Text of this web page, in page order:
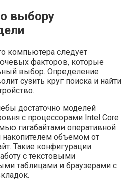
выбору
компьютера следует
факторов, которые
выбор. Определение
сузить круг поиска и найти
достаточно моделей
с процессорами Intel Core
гигабайтами оперативной
объемом от
Такие конфигурации
с текстовыми
таблицами и браузерами с